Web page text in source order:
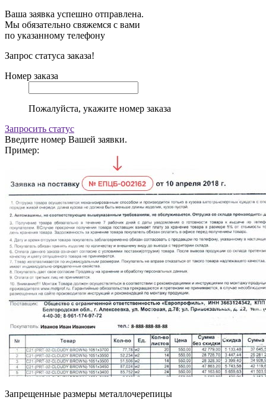
Ваша заявка успешно отправлена.
Мы обязательно свяжемся с вами
по указанному телефону
Запрос статуса заказа!
Номер заказа
Пожалуйста, укажите номер заказа
Запросить статус
Введите номер Вашей заявки.
Пример:
Запрещенные размеры металлочерепицы